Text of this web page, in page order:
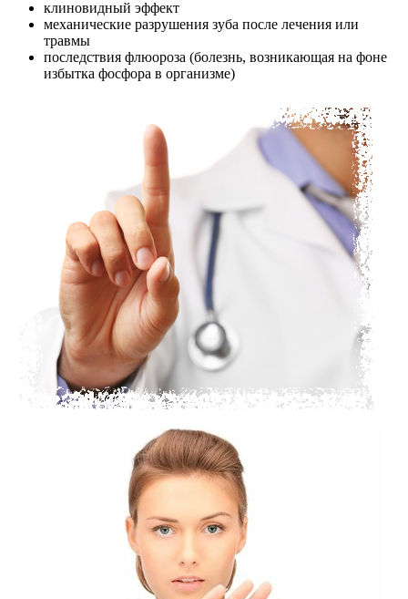
клиновидный эффект
механические разрушения зуба после лечения или
травмы
последствия флюороза (болезнь, возникающая на фоне
избытка фосфора в организме)